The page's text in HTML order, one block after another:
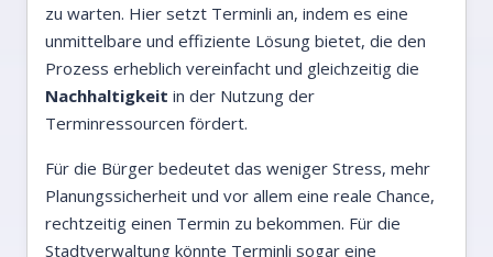
zu warten. Hier setzt Terminli an, indem es eine
unmittelbare und effiziente Lösung bietet, die den
Prozess erheblich vereinfacht und gleichzeitig die
Nachhaltigkeit in der Nutzung der
Terminressourcen fördert.
Für die Bürger bedeutet das weniger Stress, mehr
Planungssicherheit und vor allem eine reale Chance,
rechtzeitig einen Termin zu bekommen. Für die
Stadtverwaltung könnte Terminli sogar eine